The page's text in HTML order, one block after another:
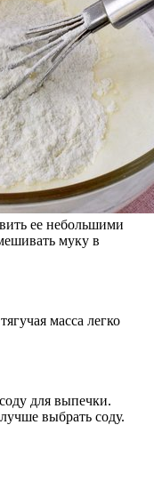
ее небольшими
муку в
масса легко
для выпечки.
выбрать соду.